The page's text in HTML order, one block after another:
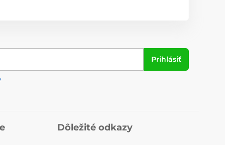
Prihlásiť
Dôležité odkazy